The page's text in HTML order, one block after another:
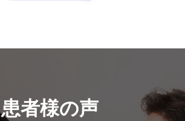
患者様の声